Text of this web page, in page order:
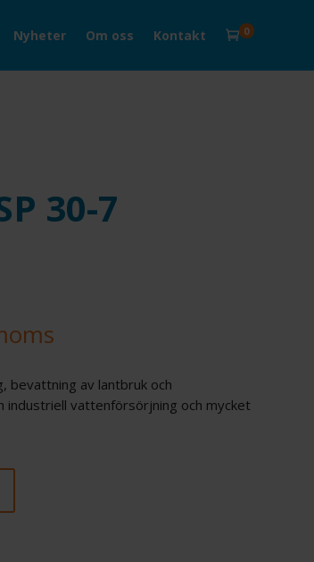
Nyheter Om oss Kontakt  0
30-7
bevattning av lantbruk och
industriell vattenförsörjning och mycket